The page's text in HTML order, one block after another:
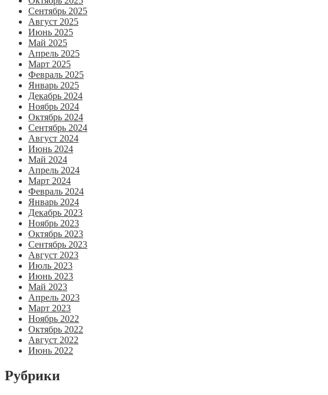
Сентябрь 2025
Август 2025
Июнь 2025
Май 2025
Апрель 2025
Март 2025
Февраль 2025
Январь 2025
Декабрь 2024
Ноябрь 2024
Октябрь 2024
Сентябрь 2024
Август 2024
Июнь 2024
Май 2024
Апрель 2024
Март 2024
Февраль 2024
Январь 2024
Декабрь 2023
Ноябрь 2023
Октябрь 2023
Сентябрь 2023
Август 2023
Июль 2023
Июнь 2023
Май 2023
Апрель 2023
Март 2023
Ноябрь 2022
Октябрь 2022
Август 2022
Июнь 2022
Рубрики